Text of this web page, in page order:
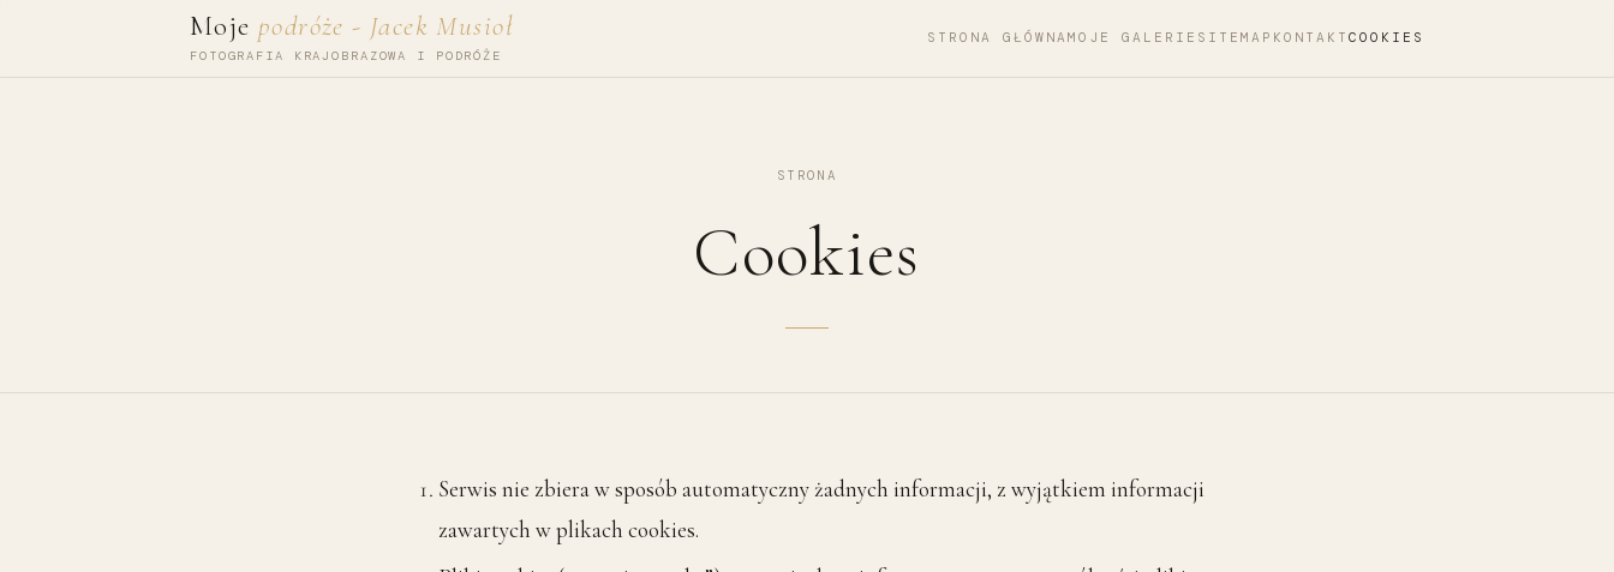
Moje podróże - Jacek Musioł
FOTOGRAFIA KRAJOBRAZOWA I PODRÓŻE
STRONA GŁÓWNA MOJE GALERIE SITEMAP KONTAKT COOKIES
STRONA
Cookies
Serwis nie zbiera w sposób automatyczny żadnych informacji, z wyjątkiem informacji
zawartych w plikach cookies.